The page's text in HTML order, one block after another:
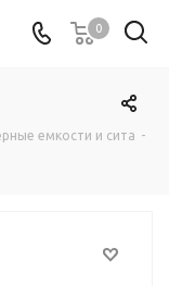
0
емкости и сита -